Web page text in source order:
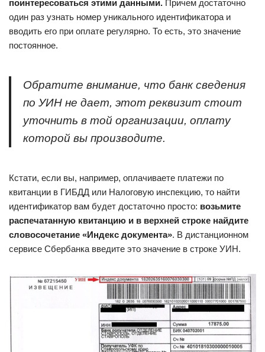
поинтересоваться этими данными. Причем достаточно
один раз узнать номер уникального идентификатора и
вводить его при оплате регулярно. То есть, это значение
постоянное.
Обратите внимание, что банк сведения
по УИН не дает, этот реквизит стоит
уточнить в той организации, оплату
которой вы производите.
Кстати, если вы, например, оплачиваете платежи по
квитанции в ГИБДД или Налоговую инспекцию, то найти
идентификатор вам будет достаточно просто: возьмите
распечатанную квитанцию и в верхней строке найдите
словосочетание «Индекс документа». В дистанционном
сервисе Сбербанка введите это значение в строке УИН.